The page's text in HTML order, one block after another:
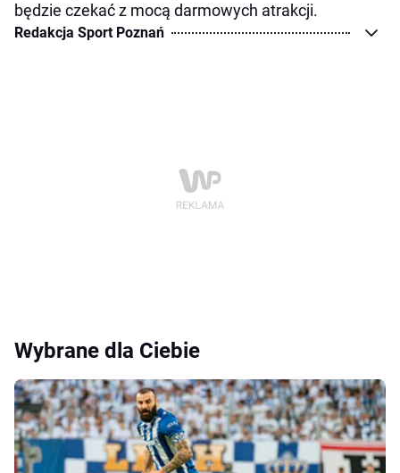
będzie czekać z mocą darmowych atrakcji.
Redakcja Sport Poznań
Wybrane dla Ciebie